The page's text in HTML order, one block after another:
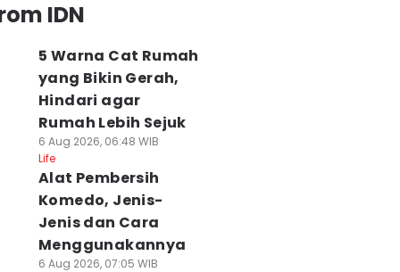
IDN
5 Warna Cat Rumah
yang Bikin Gerah,
Hindari agar
Rumah Lebih Sejuk
6 Aug 2026, 06:48 WIB
Life
Alat Pembersih
Komedo, Jenis-
Jenis dan Cara
Menggunakannya
6 Aug 2026, 07:05 WIB